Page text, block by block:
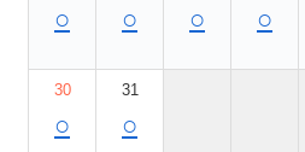
○ ○ ○ ○
30
○
31
○